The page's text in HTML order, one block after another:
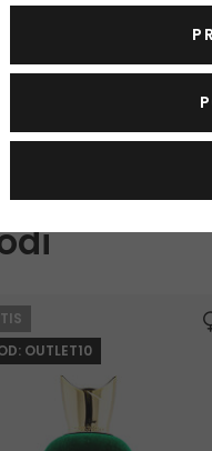
90 ml
Na
OUTLET10